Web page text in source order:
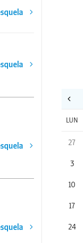
LUN
27
3
10
17
24